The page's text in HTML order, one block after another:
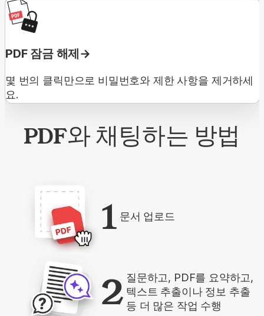
PDF 잠금 해제
몇 번의 클릭만으로 비밀번호와 제한 사항을 제거하세
요.
PDF와 채팅하는 방법
1 문서 업로드
2 질문하고, PDF를 요약하고,
텍스트 추출이나 정보 추출
등 더 많은 작업 수행